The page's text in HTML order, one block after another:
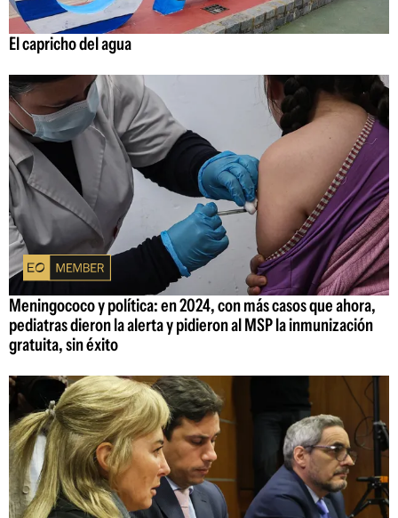
El capricho del agua
Meningococo y política: en 2024, con más casos que ahora,
pediatras dieron la alerta y pidieron al MSP la inmunización
gratuita, sin éxito